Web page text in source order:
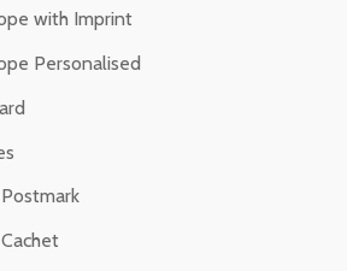
with Imprint
Personalised